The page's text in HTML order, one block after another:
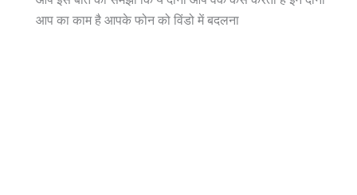
आप का काम है आपके फोन को विंडो में बदलना